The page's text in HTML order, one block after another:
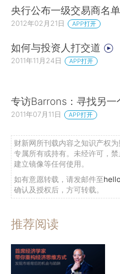
央行公布一级交易商名
2012年02月21日 APP打开
如何与投资人打交道
2011年11月24日 APP打开
专访Barrons：寻找另一
2011年07月11日 APP打开
财新网所刊载内容之知识产权
专属所有或持有。未经许可，
建立镜像等任何使用。
如有意愿转载，请发邮件至
确认及授权后，方可转载。
推荐阅读